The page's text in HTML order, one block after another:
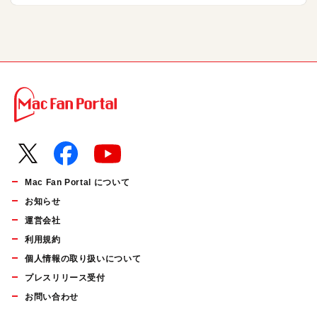
Mac Fan Portal について
お知らせ
運営会社
利用規約
個人情報の取り扱いについて
プレスリリース受付
お問い合わせ